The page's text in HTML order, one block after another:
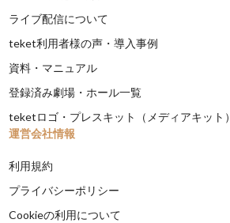
ライブ配信について
teket利用者様の声・導入事例
資料・マニュアル
登録済み劇場・ホール一覧
teketロゴ・プレスキット（メディアキット）
運営会社情報
利用規約
プライバシーポリシー
Cookieの利用について